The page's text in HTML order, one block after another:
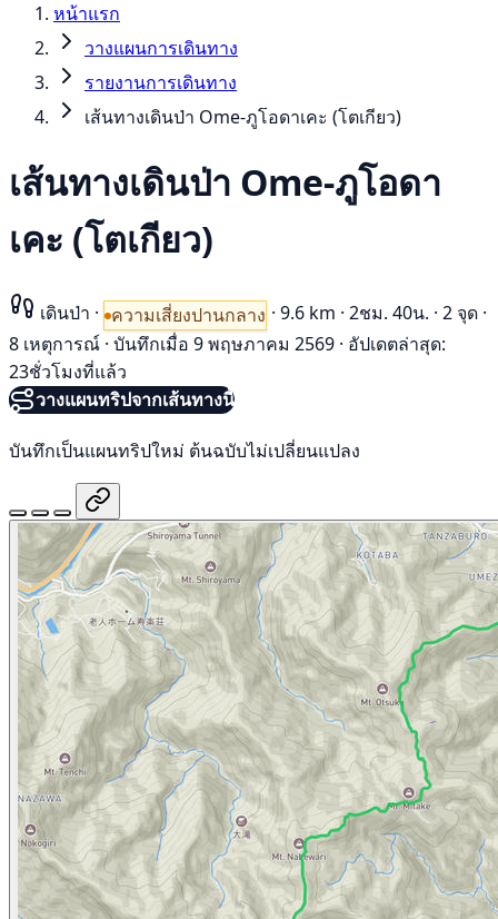
หน้าแรก
วางแผนการเดินทาง
รายงานการเดินทาง
เส้นทางเดินป่า Ome-ภูโอดาเคะ (โตเกียว)
เส้นทางเดินป่า Ome-ภูโอดา
เคะ (โตเกียว)
เดินป่า · ความเสี่ยงปานกลาง · 9.6 km · 2ชม. 40น. · 2 จุด ·
8 เหตุการณ์ · บันทึกเมื่อ 9 พฤษภาคม 2569 · อัปเดตล่าสุด:
23ชั่วโมงที่แล้ว
วางแผนทริปจากเส้นทางนี้
บันทึกเป็นแผนทริปใหม่ ต้นฉบับไม่เปลี่ยนแปลง